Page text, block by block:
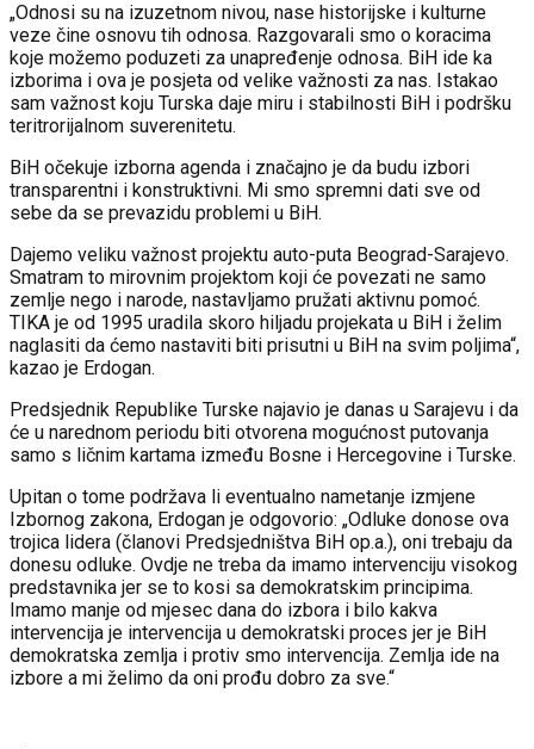
„Odnosi su na izuzetnom nivou, nase historijske i kulturne
veze čine osnovu tih odnosa. Razgovarali smo o koracima
koje možemo poduzeti za unapređenje odnosa. BiH ide ka
izborima i ova je posjeta od velike važnosti za nas. Istakao
sam važnost koju Turska daje miru i stabilnosti BiH i podršku
teritrorijalnom suverenitetu.
BiH očekuje izborna agenda i značajno je da budu izbori
transparentni i konstruktivni. Mi smo spremni dati sve od
sebe da se prevazidu problemi u BiH.
Dajemo veliku važnost projektu auto-puta Beograd-Sarajevo.
Smatram to mirovnim projektom koji će povezati ne samo
zemlje nego i narode, nastavljamo pružati aktivnu pomoć.
TIKA je od 1995 uradila skoro hiljadu projekata u BiH i želim
naglasiti da ćemo nastaviti biti prisutni u BiH na svim poljima“,
kazao je Erdogan.
Predsjednik Republike Turske najavio je danas u Sarajevu i da
će u narednom periodu biti otvorena mogućnost putovanja
samo s ličnim kartama između Bosne i Hercegovine i Turske.
Upitan o tome podržava li eventualno nametanje izmjene
Izbornog zakona, Erdogan je odgovorio: „Odluke donose ova
trojica lidera (članovi Predsjedništva BiH op.a.), oni trebaju da
donesu odluke. Ovdje ne treba da imamo intervenciju visokog
predstavnika jer se to kosi sa demokratskim principima.
Imamo manje od mjesec dana do izbora i bilo kakva
intervencija je intervencija u demokratski proces jer je BiH
demokratska zemlja i protiv smo intervencija. Zemlja ide na
izbore a mi želimo da oni prođu dobro za sve.“